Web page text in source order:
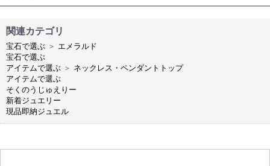
関連カテゴリ
宝石で選ぶ ＞ エメラルド
宝石で選ぶ
アイテムで選ぶ ＞ ネックレス・ペンダントトップ
アイテムで選ぶ
そくのうじゅえりー
新着ジュエリー
現品即納ジュエル